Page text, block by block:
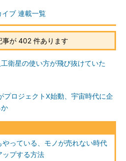
ブ 連載一覧
事が 402 件あります
衛星の使い方が飛び抜けていた
プロジェクトX始動、宇宙時代に企
やっている、モノが売れない時代
ップする方法